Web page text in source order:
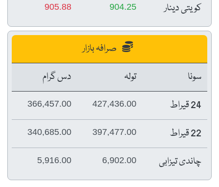
کویتی دینار 904.25
905.88
صرافہ بازار
سونا
تولہ
دس گرام
24 قیراط
427,436.00
366,457.00
22 قیراط 397,477.00
340,685.00
چاندی تیزابی 6,902.00
5,916.00